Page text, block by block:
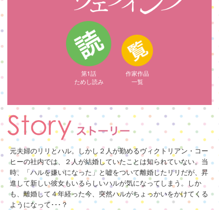
第1話
ためし読み
作家作品
一覧
元夫婦のリリとハル。しかし２人が勤めるヴィクトリアン・コー
ヒーの社内では、２人が結婚していたことは知られていない。当
時、「ハルを嫌いになった」と嘘をついて離婚したリリだが、昇
進して新しい彼女もいるらしいハルが気になってしまう。しか
も、離婚して４年経った今、突然ハルがちょっかいをかけてくる
ようになって･･･？